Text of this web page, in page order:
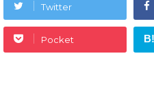
Twitter
Pocket B!